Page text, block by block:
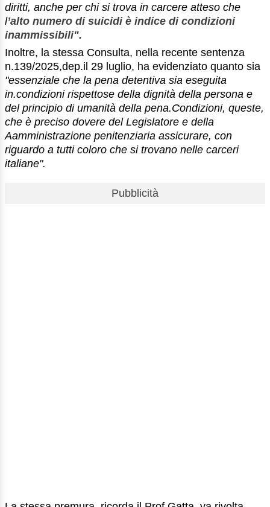
diritti, anche per chi si trova in carcere atteso che
l’alto numero di suicidi è indice di condizioni
inammissibili".
Inoltre, la stessa Consulta, nella recente sentenza
n.139/2025,dep.il 29 luglio, ha evidenziato quanto sia
"essenziale che la pena detentiva sia eseguita
in.condizioni rispettose della dignità della persona e
del principio di umanità della pena.Condizioni, queste,
che è preciso dovere del Legislatore e della
Aamministrazione penitenziaria assicurare, con
riguardo a tutti coloro che si trovano nelle carceri
italiane".
Pubblicità